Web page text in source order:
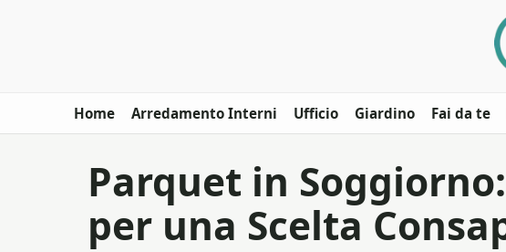
Home Arredamento Interni Ufficio Giardino Fai da te
Parquet in
per una Scelta